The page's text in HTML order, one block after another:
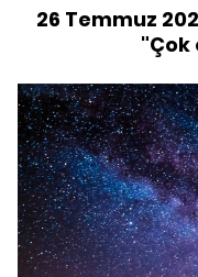
26 Temmuz
"Çok